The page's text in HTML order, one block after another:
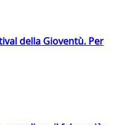
della Gioventù. Per